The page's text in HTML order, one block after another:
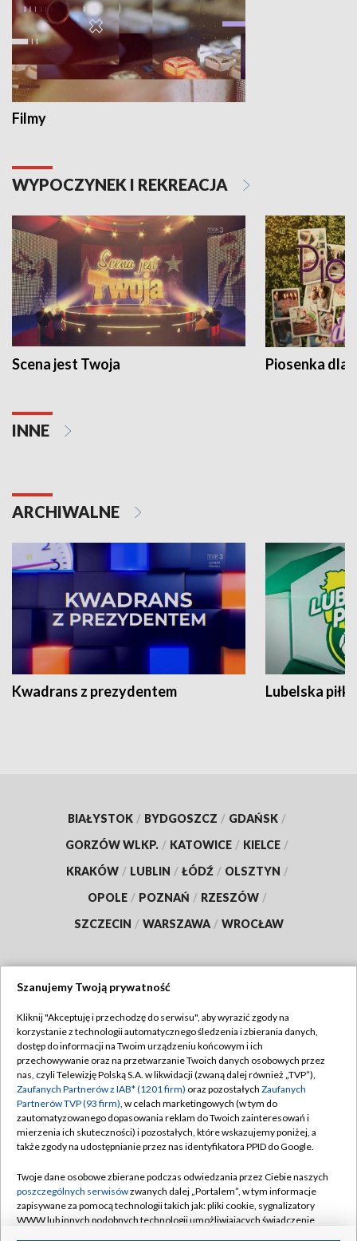
Filmy
WYPOCZYNEK I REKREACJA
Scena jest Twoja Piosenka dla
INNE
ARCHIWALNE
Kwadrans z prezydentem Lubelska piłka
BIAŁYSTOK / BYDGOSZCZ / GDAŃSK /
GORZÓW WLKP. / KATOWICE / KIELCE /
KRAKÓW / LUBLIN / ŁÓDŹ / OLSZTYN /
OPOLE / POZNAŃ / RZESZÓW /
SZCZECIN / WARSZAWA / WROCŁAW
TVP
Abonament TVP
Emisja w TVP
Centrum informacji TVP
Naziemna Telewizja Cyfrowa
Rada Programowa
System NOS
Regulamin TVP
Polityka prywatności
Moje zgody
Pomoc
Kontakt
Szanujemy Twoją prywatność
Kliknij "Akceptuję i przechodzę do serwisu", aby wyrazić zgody na
korzystanie z technologii automatycznego śledzenia i zbierania danych,
dostęp do informacji na Twoim urządzeniu końcowym i ich
przechowywanie oraz na przetwarzanie Twoich danych osobowych przez
nas, czyli Telewizję Polską S.A. w likwidacji (zwaną dalej również „TVP”),
Zaufanych Partnerów z IAB* (1201 firm) oraz pozostałych Zaufanych
Partnerów TVP (93 firm), w celach marketingowych (w tym do
zautomatyzowanego dopasowania reklam do Twoich zainteresowań i
mierzenia ich skuteczności) i pozostałych, które wskazujemy poniżej, a
także zgody na udostępnianie przez nas identyfikatora PPID do Google.
Twoje dane osobowe zbierane podczas odwiedzania przez Ciebie naszych
poszczególnych serwisówzwanych dalej „Portalem”, w tym informacje
zapisywane za pomocą technologii takich jak: pliki cookie, sygnalizatory
WWW lub innych podobnych technologii umożliwiających świadczenie